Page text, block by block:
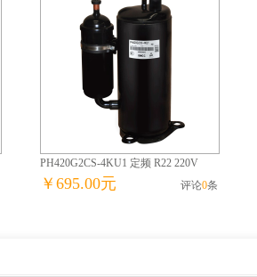
PH420G2CS-4KU1 定频 R22 220V
￥695.00元 评论0条